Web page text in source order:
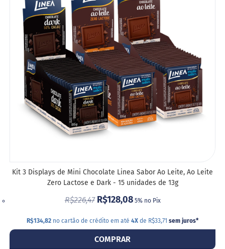
Kit 3 Displays de Mini Chocolate Linea Sabor Ao Leite, Ao Leite
Zero Lactose e Dark - 15 unidades de 13g
R$226,47 R$128,08 5% no Pix
R$134,82 no cartão de crédito em até 4X de R$33,71 sem juros*
COMPRAR